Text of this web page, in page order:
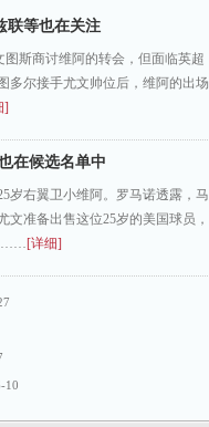
联等也在关注
图斯商讨维阿的转会，但面临英超
多尔接手尤文帅位后，维阿的出场
]
在候选名单中
岁右翼卫小维阿。罗马诺透露，马
准备出售这位25岁的美国球员，
……[详细]
10